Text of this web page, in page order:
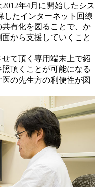
年4月に開始したシス
したインターネット回線
有化を図ることで、か
から支援していくこと
て頂く専用端末上で紹
頂くことが可能になる
の先生方の利便性が図